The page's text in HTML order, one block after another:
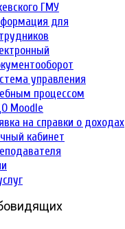
ГМУ
для
управления
процессом
Moodle
на справки о доходах
кабинет